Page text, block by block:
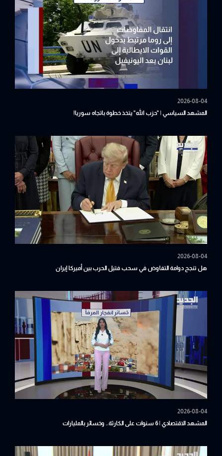
2026-08-04
المشهد السياسي | "حزب الله" يتخذ خطوة باتجاه سوريا!
2026-08-04
هل تنجح دوامة التفاوض في سحب فتيل الحرب بين أميركا إيران
2026-08-04
المشهد الاقتصادي | 6 سنوات على الكارثة.. وخسائر بالمليارات